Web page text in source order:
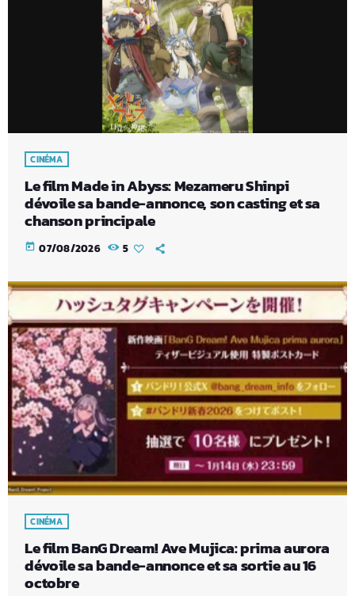
CINÉMA
Le film Made in Abyss: Mezameru Shinpi
dévoile sa bande-annonce, son casting et sa
chanson principale
today 07/08/2026 5
CINÉMA
Le film BanG Dream! Ave Mujica: prima aurora
dévoile sa bande-annonce et sa sortie au 16
octobre